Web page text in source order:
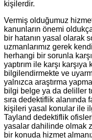
kişilerdir.
Vermiş olduğumuz
kanunların önemi
bir hatanın yasal olarak
uzmanlarımız gerek
herhangi bir sorunla
yaptırım ile karşı karşıya
bilgilendirmekte ve
yalnızca araştırma
bilgi belge ya da deliller
sıra dedektiflik alanında
kişileri yasal konular ile
Tayland dedektiflik
yasalar dahilinde olmak
bir konuda hizmet